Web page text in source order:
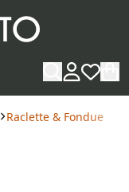
Raclette & Fondue